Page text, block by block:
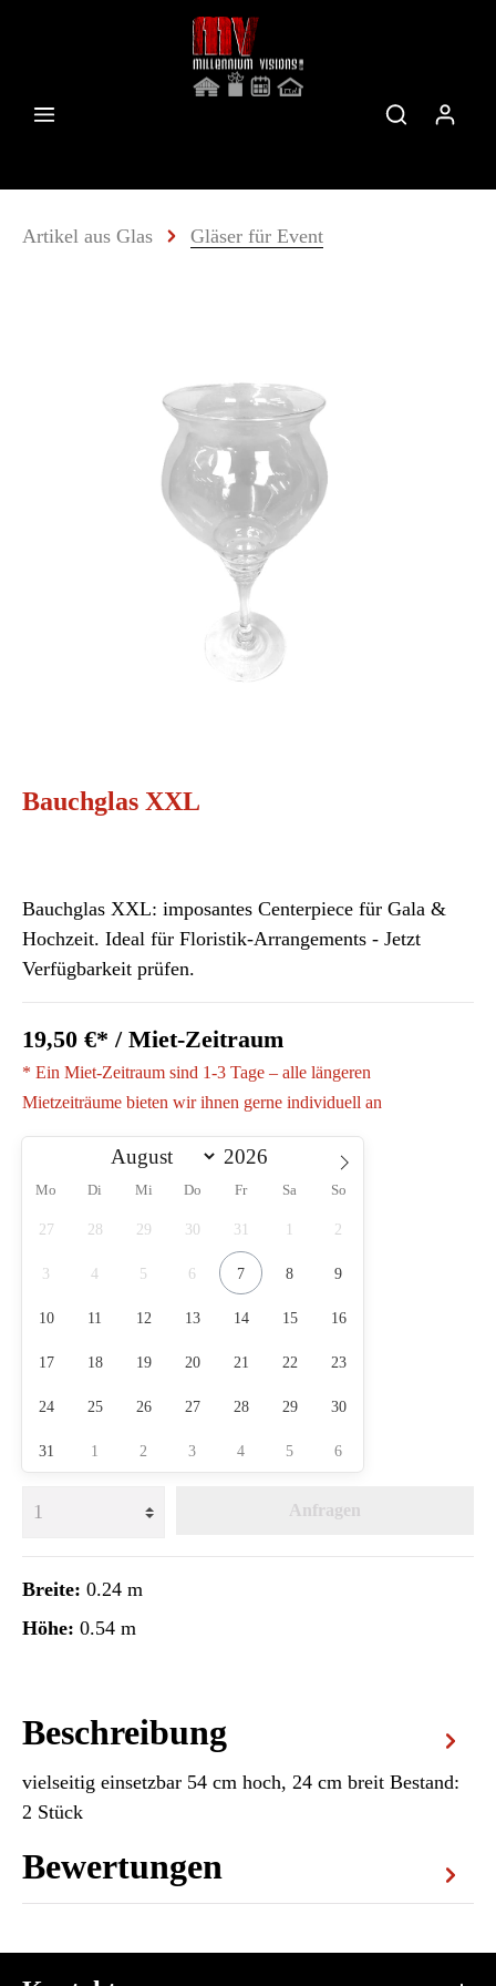
Artikel aus Glas Gläser für Event
Bauchglas XXL
Bauchglas XXL: imposantes Centerpiece für Gala &
Hochzeit. Ideal für Floristik-Arrangements - Jetzt
Verfügbarkeit prüfen.
19,50 €* / Miet-Zeitraum
* Ein Miet-Zeitraum sind 1-3 Tage – alle längeren
Mietzeiträume bieten wir ihnen gerne individuell an
Mo Di Mi Do Fr Sa So
27 28 29 30 31 2
3 4 5 6 7 8 9
10 11 12 13 14 15 16
17 18 19 20 21 22 23
24 25 26 27 28 29 30
31 1 2 3 4 5 6
Anfragen
Breite: 0.24 m
Höhe: 0.54 m
Beschreibung
vielseitig einsetzbar 54 cm hoch, 24 cm breit Bestand:
2 Stück
Bewertungen